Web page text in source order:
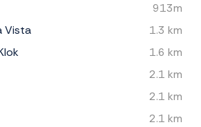
913m
Vista
1.3 km
1.6 km
2.1 km
2.1 km
2.1 km